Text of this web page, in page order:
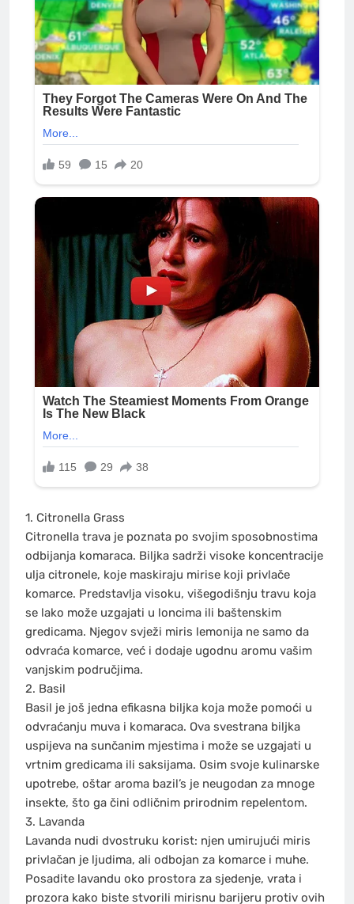
1. Citronella Grass
Citronella trava je poznata po svojim sposobnostima
odbijanja komaraca. Biljka sadrži visoke koncentracije
ulja citronele, koje maskiraju mirise koji privlače
komarce. Predstavlja visoku, višegodišnju travu koja
se lako može uzgajati u loncima ili baštenskim
gredicama. Njegov svježi miris lemonija ne samo da
odvraća komarce, već i dodaje ugodnu aromu vašim
vanjskim područjima.
2. Basil
Basil je još jedna efikasna biljka koja može pomoći u
odvraćanju muva i komaraca. Ova svestrana biljka
uspijeva na sunčanim mjestima i može se uzgajati u
vrtnim gredicama ili saksijama. Osim svoje kulinarske
upotrebe, oštar aroma bazil’s je neugodan za mnoge
insekte, što ga čini odličnim prirodnim repelentom.
3. Lavanda
Lavanda nudi dvostruku korist: njen umirujući miris
privlačan je ljudima, ali odbojan za komarce i muhe.
Posadite lavandu oko prostora za sjedenje, vrata i
prozora kako biste stvorili mirisnu barijeru protiv ovih